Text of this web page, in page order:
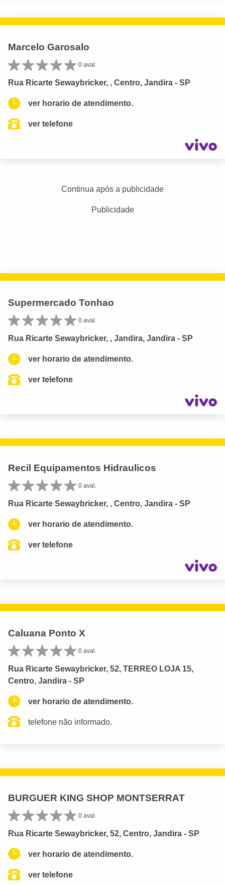
Marcelo Garosalo
0 aval.
Rua Ricarte Sewaybricker, , Centro, Jandira - SP
ver horario de atendimento.
ver telefone
Continua após a publicidade
Publicidade
Supermercado Tonhao
0 aval.
Rua Ricarte Sewaybricker, , Jandira, Jandira - SP
ver horario de atendimento.
ver telefone
Recil Equipamentos Hidraulicos
0 aval.
Rua Ricarte Sewaybricker, , Centro, Jandira - SP
ver horario de atendimento.
ver telefone
Caluana Ponto X
0 aval.
Rua Ricarte Sewaybricker, 52, TERREO LOJA 15,
Centro, Jandira - SP
ver horario de atendimento.
telefone não informado.
BURGUER KING SHOP MONTSERRAT
0 aval.
Rua Ricarte Sewaybricker, 52, Centro, Jandira - SP
ver horario de atendimento.
ver telefone